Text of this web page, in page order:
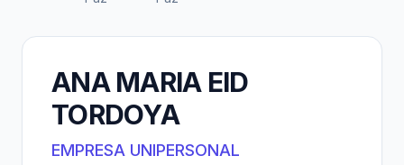
ANA MARIA EID
TORDOYA
EMPRESA UNIPERSONAL